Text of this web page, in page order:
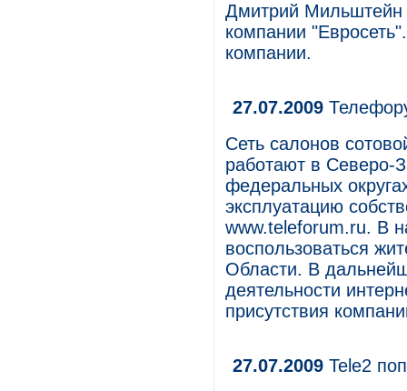
Дмитрий Мильштейн
компании
компании.
27.07.2009
Сеть салонов
работают в
федеральных
эксплуатацию
www.teleforum.ru. В
воспользоваться
Области. В
деятельности
присутствия
27.07.2009 Tele2